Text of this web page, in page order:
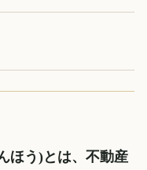
ほう)とは、不動産